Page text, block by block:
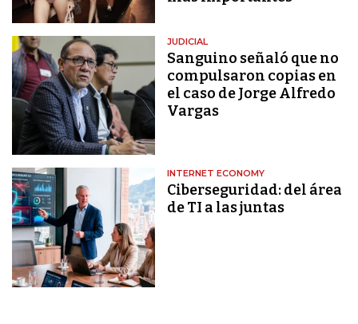
JUDICIAL
Sanguino señaló que no
compulsaron copias en
el caso de Jorge Alfredo
Vargas
INTERNET ECONOMY
Ciberseguridad: del área
de TI a las juntas